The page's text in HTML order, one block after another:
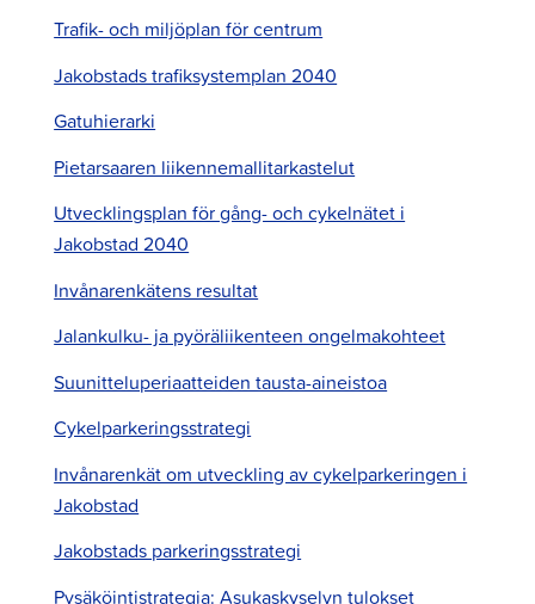
Trafik- och miljöplan för centrum
Jakobstads trafiksystemplan 2040
Gatuhierarki
Pietarsaaren liikennemallitarkastelut
Utvecklingsplan för gång- och cykelnätet i
Jakobstad 2040
Invånarenkätens resultat
Jalankulku- ja pyöräliikenteen ongelmakohteet
Suunitteluperiaatteiden tausta-aineistoa
Cykelparkeringsstrategi
Invånarenkät om utveckling av cykelparkeringen i
Jakobstad
Jakobstads parkeringsstrategi
Pysäköintistrategia: Asukaskyselyn tulokset